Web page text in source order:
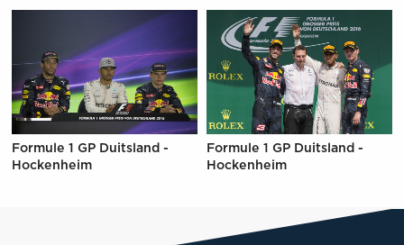
Formule 1 GP Duitsland -
Hockenheim
Formule 1 GP Duitsland -
Hockenheim